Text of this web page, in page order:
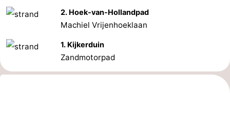
2. Hoek-van-Hollandpad
Machiel Vrijenhoeklaan
1. Kijkerduin
Zandmotorpad